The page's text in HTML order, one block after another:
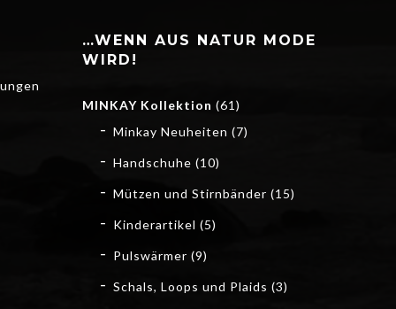
…WENN AUS NATUR MODE
WIRD!
MINKAY Kollektion (61)
Minkay Neuheiten (7)
Handschuhe (10)
Mützen und Stirnbänder (15)
Kinderartikel (5)
Pulswärmer (9)
Schals, Loops und Plaids (3)